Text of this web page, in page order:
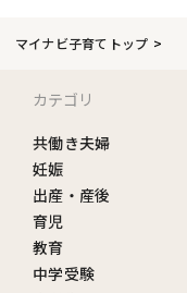
マイナビ子育てトップ
カテゴリ
共働き夫婦
妊娠
出産・産後
育児
教育
中学受験